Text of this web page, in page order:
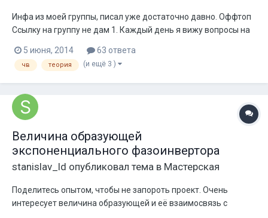
Инфа из моей группы, писал уже достаточно давно. Оффтоп
Ссылку на группу не дам 1. Каждый день я вижу вопросы на
Audio Russia, который по неизвестным, причинам сейчас
недоступен. Эта же теория находится в одной из тем о ЧВ на
форуме басскл...
5 июня, 2014 63 ответа
чв теория (и ещё 3 )
Величина образующей
экспоненциального фазоинвертора
stanislav_ld опубликовал тема в Мастерская
Поделитесь опытом, чтобы не запороть проект. Очень
интересует величина образующей и её взаимосвязь с